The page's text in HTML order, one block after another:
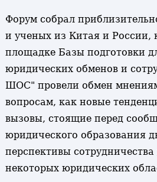
Форум собрал
и ученых из Китая и России,
площадке Базы подготовки
юридических обменов и
ШОС" провели обмен
вопросам, как новые
вызовы, стоящие перед
юридического образования
перспективы сотрудничества
некоторых юридических